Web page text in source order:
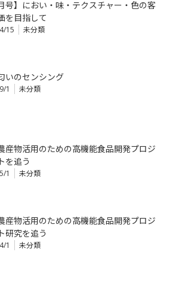
号】におい・味・テクスチャー・色の客
を目指して
15 未分類
いのセンシング
1 未分類
産物活用のための高機能食品開発プロジ
を追う
1 未分類
産物活用のための高機能食品開発プロジ
研究を追う
1 未分類